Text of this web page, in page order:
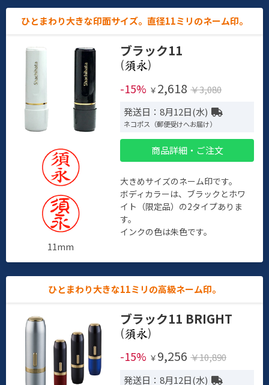
ひとまわり大きな印面サイズ。直径11ミリのネーム印。
11mm
ブラック11
(
)
-15% ￥ 2,618 ￥3,080
発送日：8月12日(水)
ネコポス（郵便受けへお届け）
商品詳細・ご注文
大きめサイズのネーム印です。
ボディカラーは、ブラックとホワ
イト（限定品）の2タイプありま
す。
インクの色は朱色です。
ひとまわり大きな11ミリの高級ネーム印。
ブラック11 BRIGHT
(
)
-15% ￥ 9,256 ￥10,890
発送日：8月12日(水)